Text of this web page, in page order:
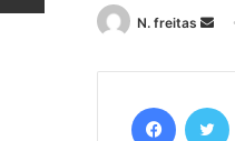
N. freitas